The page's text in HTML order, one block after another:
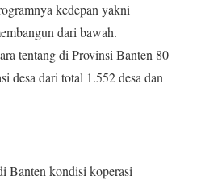
kedepan yakni
dari bawah.
tentang di Provinsi Banten 80
desa dari total 1.552 desa dan
Banten kondisi koperasi